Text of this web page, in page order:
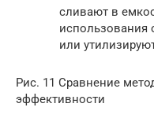
сливают в
использования
или
Рис. 11 Сравнение
эффективности